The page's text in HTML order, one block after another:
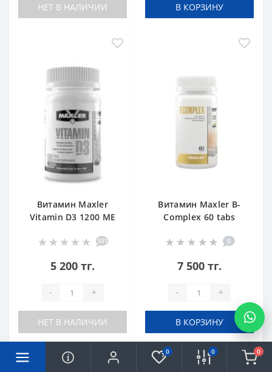
0 0 0
НЕТ В НАЛИЧИИ В КОРЗИНУ
Витамин Maxler
Vitamin D3 1200 ME
101
5 200 тг.
- +
НЕТ В НАЛИЧИИ
Витамин Maxler B-
Complex 60 tabs
0
7 500 тг.
- +
В КОРЗИНУ